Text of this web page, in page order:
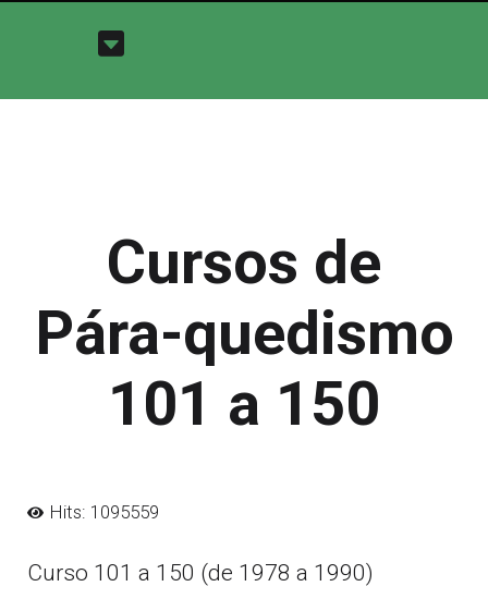
Cursos de
Pára-quedismo
101 a 150
Hits: 1095559
Curso 101 a 150 (de 1978 a 1990)